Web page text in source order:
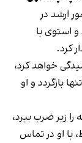
ارشد در
استوی با
کرد.
خواهد کرد،
بازگردد و او
زیر ضرب ببرد،
با او در تماس